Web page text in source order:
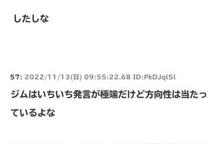
したしな
57: 2022/11/13(日) 09:55:22.68 ID:PkDJql5l
ジムはいちいち発言が極端だけど方向性は当たっ
ているよな